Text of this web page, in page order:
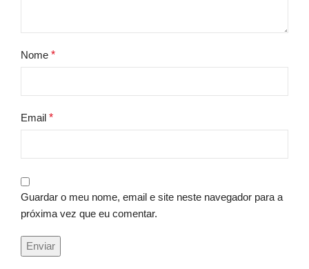
Nome *
Email *
Guardar o meu nome, email e site neste navegador para a
próxima vez que eu comentar.